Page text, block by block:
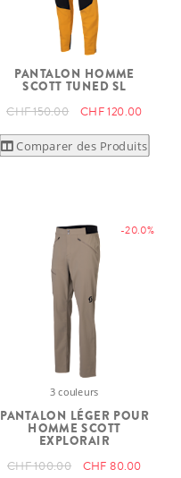
PANTALON HOMME
SCOTT TUNED SL
CHF 150.00 CHF 120.00
Comparer des Produits
-20.0%
3 couleurs
PANTALON LÉGER POUR
HOMME SCOTT
EXPLORAIR
CHF 100.00 CHF 80.00